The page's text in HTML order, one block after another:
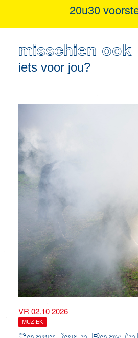
20u30
misschien ook
iets voor jou?
VR 02.10 2026
MUZIEK